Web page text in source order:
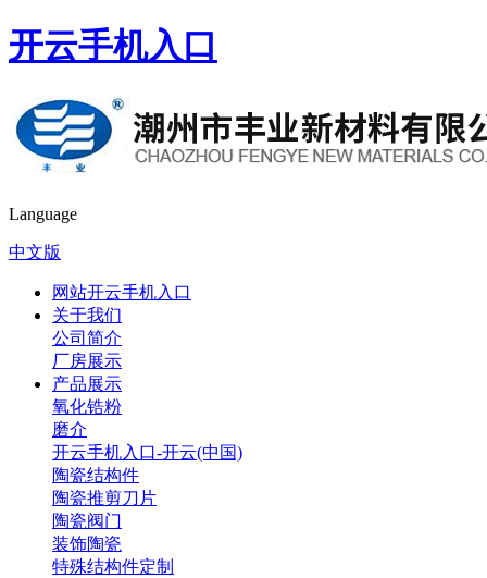
开云手机入口
Language
中文版
网站开云手机入口
关于我们
公司简介
厂房展示
产品展示
氧化锆粉
磨介
开云手机入口-开云(中国)
陶瓷结构件
陶瓷推剪刀片
陶瓷阀门
装饰陶瓷
特殊结构件定制